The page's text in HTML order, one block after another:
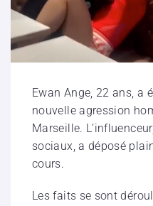
Ewan Ange, 22 ans, a
nouvelle agression
Marseille.
sociaux, a déposé
cours.
Les faits se sont